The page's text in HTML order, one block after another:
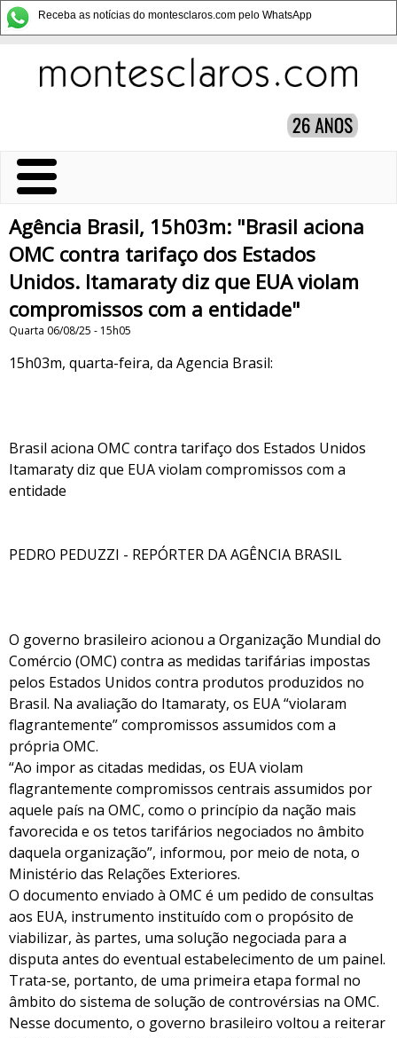
Receba as notícias do montesclaros.com pelo WhatsApp
Agência Brasil, 15h03m: "Brasil aciona
OMC contra tarifaço dos Estados
Unidos. Itamaraty diz que EUA violam
compromissos com a entidade"
Quarta 06/08/25 - 15h05
15h03m, quarta-feira, da Agencia Brasil:
Brasil aciona OMC contra tarifaço dos Estados Unidos
Itamaraty diz que EUA violam compromissos com a
entidade
PEDRO PEDUZZI - REPÓRTER DA AGÊNCIA BRASIL
O governo brasileiro acionou a Organização Mundial do
Comércio (OMC) contra as medidas tarifárias impostas
pelos Estados Unidos contra produtos produzidos no
Brasil. Na avaliação do Itamaraty, os EUA “violaram
flagrantemente” compromissos assumidos com a
própria OMC.
“Ao impor as citadas medidas, os EUA violam
flagrantemente compromissos centrais assumidos por
aquele país na OMC, como o princípio da nação mais
favorecida e os tetos tarifários negociados no âmbito
daquela organização”, informou, por meio de nota, o
Ministério das Relações Exteriores.
O documento enviado à OMC é um pedido de consultas
aos EUA, instrumento instituído com o propósito de
viabilizar, às partes, uma solução negociada para a
disputa antes do eventual estabelecimento de um painel.
Trata-se, portanto, de uma primeira etapa formal no
âmbito do sistema de solução de controvérsias na OMC.
Nesse documento, o governo brasileiro voltou a reiterar